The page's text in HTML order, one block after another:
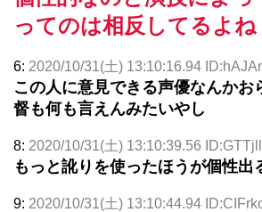
ってのは相反してるよね
6: 2020/10/31(土) 13:10:16.94
この人に意見できる声優なんかお
督も何も言えんみたいやし
8: 2020/10/31(土) 13:10:39.56
もっと訛りを使ったほうが個性出
9: 2020/10/31(土) 13:10:44.94